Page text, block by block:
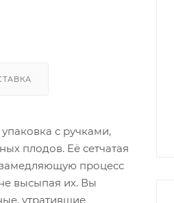
с ручками,
плодов. Её сетчатая
замедляющую процесс
высыпая их. Вы
утратившие